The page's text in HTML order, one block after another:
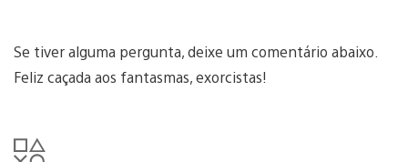
Se tiver alguma pergunta, deixe um comentário abaixo.
Feliz caçada aos fantasmas, exorcistas!